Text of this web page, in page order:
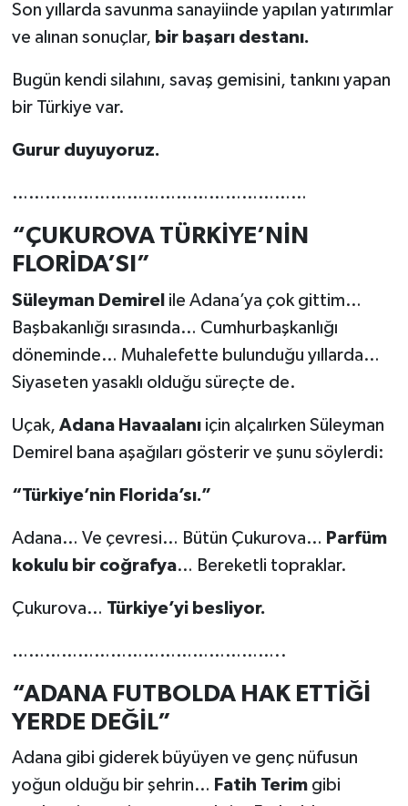
Son yıllarda savunma sanayiinde yapılan yatırımlar
ve alınan sonuçlar, bir başarı destanı.
Bugün kendi silahını, savaş gemisini, tankını yapan
bir Türkiye var.
Gurur duyuyoruz.
………………………………………………
“ÇUKUROVA TÜRKİYE’NİN
FLORİDA’SI”
Süleyman Demirel ile Adana’ya çok gittim…
Başbakanlığı sırasında… Cumhurbaşkanlığı
döneminde… Muhalefette bulunduğu yıllarda…
Siyaseten yasaklı olduğu süreçte de.
Uçak, Adana Havaalanıiçin alçalırken Süleyman
Demirel bana aşağıları gösterir ve şunu söylerdi:
“Türkiye’nin Florida’sı.”
Adana… Ve çevresi… Bütün Çukurova… Parfüm
kokulu bir coğrafya… Bereketli topraklar.
Çukurova… Türkiye’yi besliyor.
…………………………………………..
“ADANA FUTBOLDA HAK ETTİĞİ
YERDE DEĞİL”
Adana gibi giderek büyüyen ve genç nüfusun
yoğun olduğu bir şehrin… Fatih Terimgibi